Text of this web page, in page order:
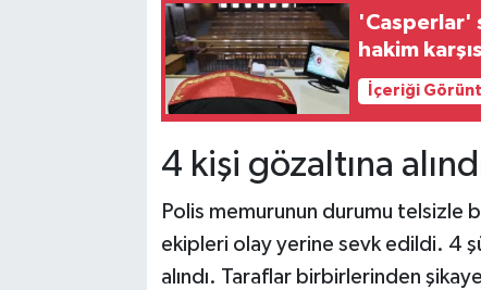
'Casperlar'
hakim
İçeriği
4 kişi gözaltına
Polis memurunun durumu
ekipleri olay yerine sevk edildi. 4
alındı. Taraflar birbirlerinden